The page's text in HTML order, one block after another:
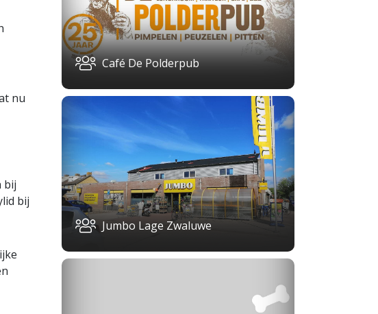
nu
bij
bij
Café De Polderpub
Jumbo Lage Zwaluwe